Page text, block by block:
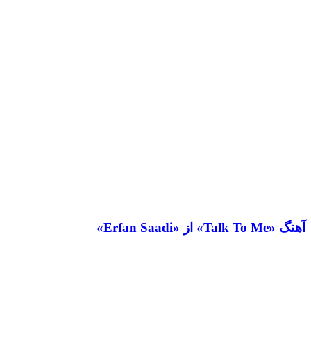
آهنگ «Talk To Me» از «Erfan Saadi»